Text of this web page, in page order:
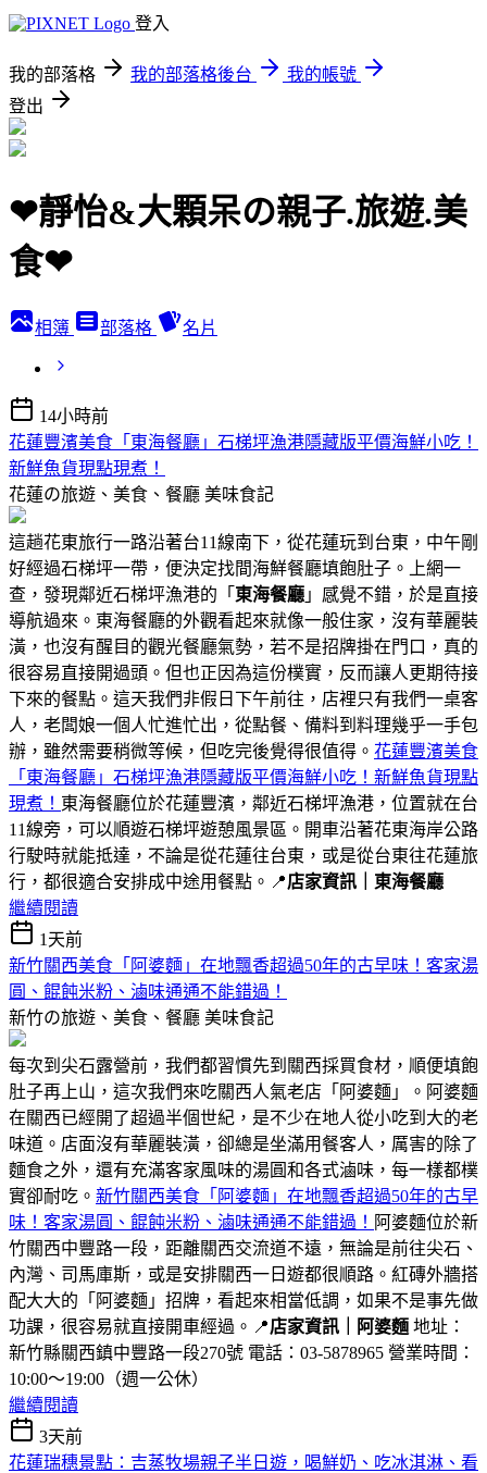
登入
我的部落格 我的部落格後台
我的帳號
登出
❤靜怡&大顆呆の親子.旅遊.美
食❤
相簿 部落格 名片
14小時前
花蓮豐濱美食「東海餐廳」石梯坪漁港隱藏版平價海鮮小吃！
新鮮魚貨現點現煮！
花蓮の旅遊、美食、餐廳 美味食記
這趟花東旅行一路沿著台11線南下，從花蓮玩到台東，中午剛
好經過石梯坪一帶，便決定找間海鮮餐廳填飽肚子。上網一
查，發現鄰近石梯坪漁港的「 東海餐廳 」感覺不錯，於是直接
導航過來。東海餐廳的外觀看起來就像一般住家，沒有華麗裝
潢，也沒有醒目的觀光餐廳氣勢，若不是招牌掛在門口，真的
很容易直接開過頭。但也正因為這份樸實，反而讓人更期待接
下來的餐點。這天我們非假日下午前往，店裡只有我們一桌客
人，老闆娘一個人忙進忙出，從點餐、備料到料理幾乎一手包
辦，雖然需要稍微等候，但吃完後覺得很值得。 花蓮豐濱美食
「東海餐廳」石梯坪漁港隱藏版平價海鮮小吃！新鮮魚貨現點
現煮！ 東海餐廳位於花蓮豐濱，鄰近石梯坪漁港，位置就在台
11線旁，可以順遊石梯坪遊憩風景區。開車沿著花東海岸公路
行駛時就能抵達，不論是從花蓮往台東，或是從台東往花蓮旅
行，都很適合安排成中途用餐點。📍店家資訊｜東海餐廳
繼續閱讀
1天前
新竹關西美食「阿婆麵」在地飄香超過50年的古早味！客家湯
圓、餛飩米粉、滷味通通不能錯過！
新竹の旅遊、美食、餐廳 美味食記
每次到尖石露營前，我們都習慣先到關西採買食材，順便填飽
肚子再上山，這次我們來吃關西人氣老店「阿婆麵」。阿婆麵
在關西已經開了超過半個世紀，是不少在地人從小吃到大的老
味道。店面沒有華麗裝潢，卻總是坐滿用餐客人，厲害的除了
麵食之外，還有充滿客家風味的湯圓和各式滷味，每一樣都樸
實卻耐吃。 新竹關西美食「阿婆麵」在地飄香超過50年的古早
味！客家湯圓、餛飩米粉、滷味通通不能錯過！ 阿婆麵位於新
竹關西中豐路一段，距離關西交流道不遠，無論是前往尖石、
內灣、司馬庫斯，或是安排關西一日遊都很順路。紅磚外牆搭
配大大的「阿婆麵」招牌，看起來相當低調，如果不是事先做
功課，很容易就直接開車經過。📍店家資訊｜阿婆麵 地址：
新竹縣關西鎮中豐路一段270號 電話：03-5878965 營業時間：
10:00～19:00（週一公休）
繼續閱讀
3天前
花蓮瑞穗景點：吉蒸牧場親子半日遊，喝鮮奶、吃冰淇淋、看